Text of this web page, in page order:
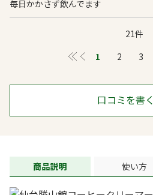
毎日かかさず飲んでます
21件
≪＜ 1 2 3
口コミを書く
商品説明 使い方